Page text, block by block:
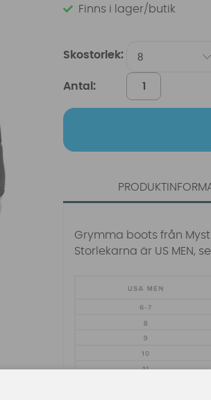
Finns i lager/butik
Skostorlek:
Antal:
Grymma boots från
Storlekarna är US MEN,